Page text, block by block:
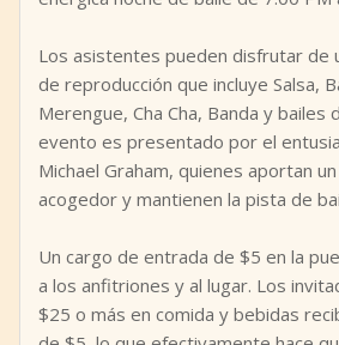
Los asistentes pueden disfrutar de
de reproducción que incluye Salsa,
Merengue, Cha Cha, Banda y bailes
evento es presentado por el
Michael Graham, quienes aportan
acogedor y mantienen la pista de
Un cargo de entrada de $5 en la
a los anfitriones y al lugar. Los
$25 o más en comida y bebidas